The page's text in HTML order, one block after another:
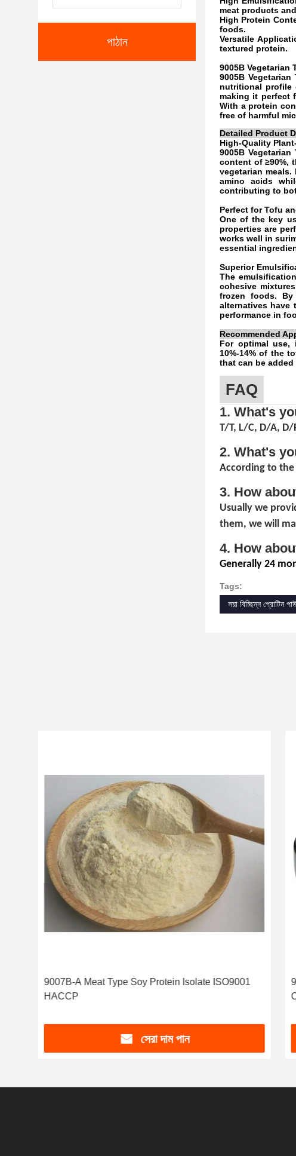
পাঠান
meat products
High Protein
foods.
Versatile
textured protein.
9005B Vegetarian
9005B
nutritional profile
making it perfect
With a protein
free of harmful
Detailed Product
High-Quality
9005B
content of ≥90%,
vegetarian
amino acids
contributing to
Perfect for Tofu
One of the key
properties are
works well in
essential
Superior
The
cohesive
frozen foods. By
alternatives have
performance in
Recommended
For optimal use,
10%-14% of the
that can be
FAQ
1. What's
T/T, L/C, D/A,
2. What's
According to
3. How
Usually we
them, we will
4. How
Generally 24
Tags:
সয়া বিচ্ছিন্ন প্রোটিন
9007B-A Meat Type Soy Protein Isolate ISO9001
HACCP
সেরা দাম পান